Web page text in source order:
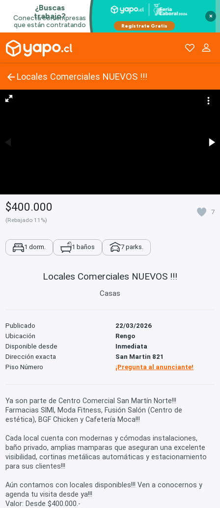
×
Locales Comerciales NUEVOS !!!
$400.000
(Rebajado 11%)
7
1 dorm. 1 baños 7 parks.
Locales Comerciales NUEVOS !!!
Casas
Publicado
22/03/2026
Ubicación
Rengo
Disponible desde
Inmediata
Dirección exacta
San Martin 821
Piso Número
¡Pregunta al anunciante!
Ya son parte de Centro Comercial San Martín Norte!!!
Farmacias SIMI, Moda Fitness, Fusión Salón (Centro de
estética), BGF Chicken y Cafetería Moca!!!
Cada local cuenta con modernas y cómodas instalaciones,
baño privado, amplias mamparas que aseguran una excelente
visibilidad, cortinas metálicas automáticas y estacionamiento
para sus clientes!!!
Aún contamos con locales disponibles!!! Ven a conocernos y
agenda tu visita desde ya!!!
Valor: Desde $400.000.-